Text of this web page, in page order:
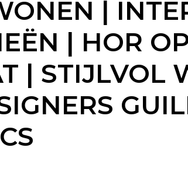
|
| HOR
| STIJLVOL